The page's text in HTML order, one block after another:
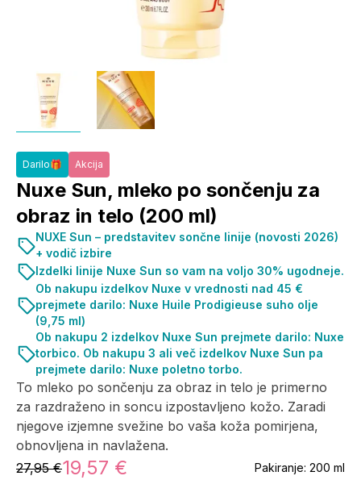
Darilo🎁 Akcija
Nuxe Sun, mleko po sončenju za
obraz in telo (200 ml)
To mleko po sončenju za obraz in telo je primerno
za razdraženo in soncu izpostavljeno kožo. Zaradi
njegove izjemne svežine bo vaša koža pomirjena,
obnovljena in navlažena.
27,95 €19,57 € Pakiranje: 200 ml
NUXE Sun – predstavitev sončne linije (novosti 2026)
+ vodič izbire
Izdelki linije Nuxe Sun so vam na voljo 30% ugodneje.
Ob nakupu izdelkov Nuxe v vrednosti nad 45 €
prejmete darilo: Nuxe Huile Prodigieuse suho olje
(9,75 ml)
Ob nakupu 2 izdelkov Nuxe Sun prejmete darilo: Nuxe
torbico. Ob nakupu 3 ali več izdelkov Nuxe Sun pa
prejmete darilo: Nuxe poletno torbo.